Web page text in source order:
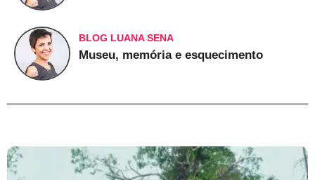
BLOG LUANA SENA
Museu, memória e esquecimento